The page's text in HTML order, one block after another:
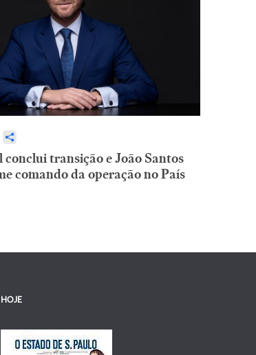
conclui transição e João Santos
comando da operação no País
HOJE